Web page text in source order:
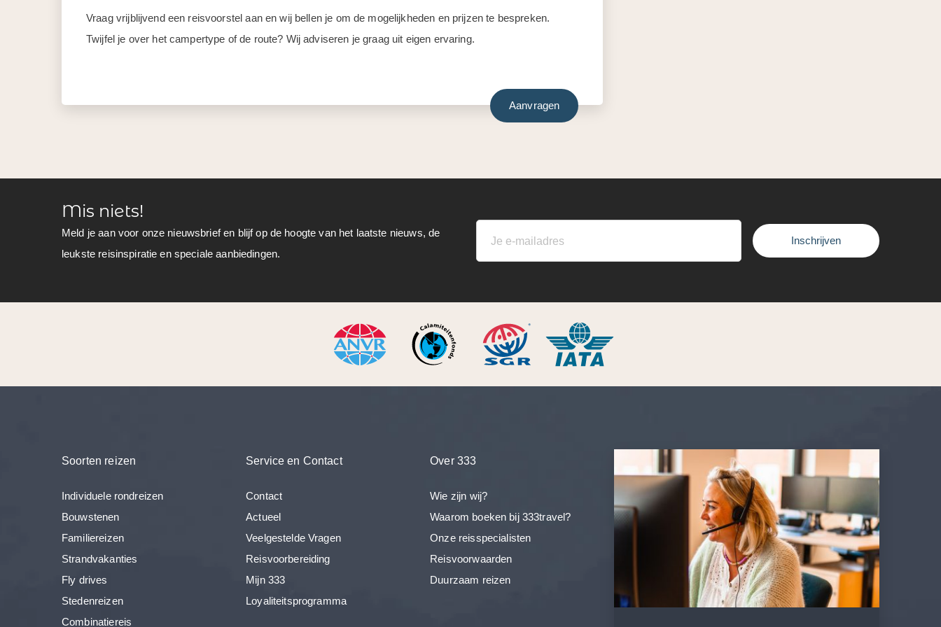
Vraag vrijblijvend een reisvoorstel aan en wij bellen je om de mogelijkheden en prijzen te bespreken.
Twijfel je over het campertype of de route? Wij adviseren je graag uit eigen ervaring.
Aanvragen
Mis niets!
Meld je aan voor onze nieuwsbrief en blijf op de hoogte van het laatste nieuws, de
leukste reisinspiratie en speciale aanbiedingen.
Inschrijven
Soorten reizen
Individuele rondreizen
Bouwstenen
Familiereizen
Strandvakanties
Fly drives
Stedenreizen
Combinatiereis
Service en Contact
Contact
Actueel
Veelgestelde Vragen
Reisvoorbereiding
Mijn 333
Loyaliteitsprogramma
Over 333
Wie zijn wij?
Waarom boeken bij 333travel?
Onze reisspecialisten
Reisvoorwaarden
Duurzaam reizen